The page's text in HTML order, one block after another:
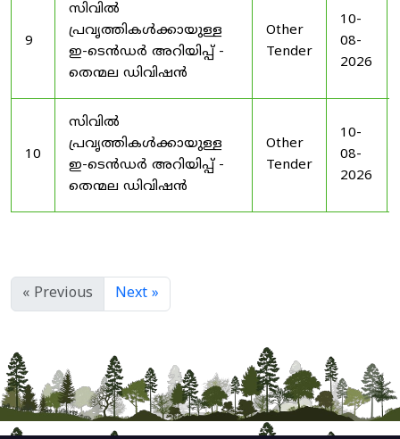
9
സിവിൽ
പ്രവൃത്തികൾക്കായുള്ള
ഇ-ടെൻഡർ അറിയിപ്പ് -
തെന്മല ഡിവിഷൻ
Other
Tender
10-
08-
2026
10
സിവിൽ
പ്രവൃത്തികൾക്കായുള്ള
ഇ-ടെൻഡർ അറിയിപ്പ് -
തെന്മല ഡിവിഷൻ
Other
Tender
10-
08-
2026
« Previous Next »